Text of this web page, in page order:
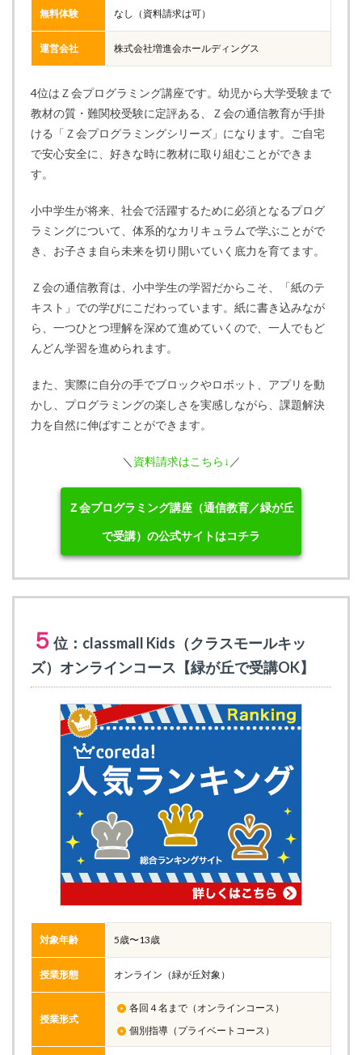
無料体験 なし（資料請求は可）
運営会社 株式会社増進会ホールディングス
4位はＺ会プログラミング講座です。幼児から大学受験まで
教材の質・難関校受験に定評ある、Ｚ会の通信教育が手掛
ける「Ｚ会プログラミングシリーズ」になります。ご自宅
で安心安全に、好きな時に教材に取り組むことができま
す。
小中学生が将来、社会で活躍するために必須となるプログ
ラミングについて、体系的なカリキュラムで学ぶことがで
き、お子さま自ら未来を切り開いていく底力を育てます。
Ｚ会の通信教育は、小中学生の学習だからこそ、「紙のテ
キスト」での学びにこだわっています。紙に書き込みなが
ら、一つひとつ理解を深めて進めていくので、一人でもど
んどん学習を進められます。
また、実際に自分の手でブロックやロボット、アプリを動
かし、プログラミングの楽しさを実感しながら、課題解決
力を自然に伸ばすことができます。
＼ 資料請求はこちら↓ ／
Ｚ会プログラミング講座（通信教育／緑が丘
で受講）の公式サイトはコチラ
５ 位：classmall Kids（クラスモールキッ
ズ）オンラインコース【緑が丘で受講OK】
対象年齢 5歳〜13歳
授業形態 オンライン（緑が丘対象）
授業形式
各回４名まで（オンラインコース）
個別指導（プライベートコース）